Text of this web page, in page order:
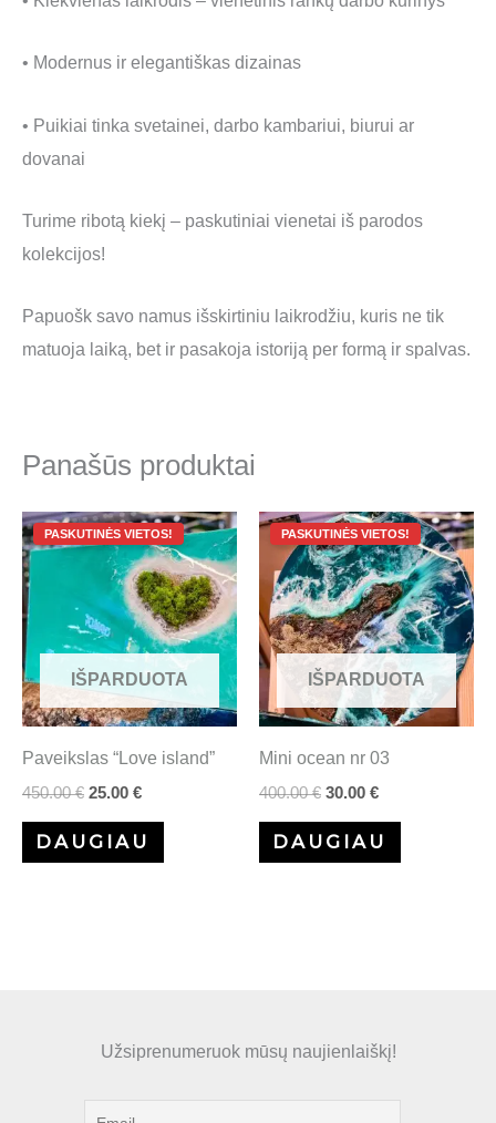
• Modernus ir elegantiškas dizainas
• Puikiai tinka svetainei, darbo kambariui, biurui ar
dovanai
Turime ribotą kiekį – paskutiniai vienetai iš parodos
kolekcijos!
Papuošk savo namus išskirtiniu laikrodžiu, kuris ne tik
matuoja laiką, bet ir pasakoja istoriją per formą ir spalvas.
Panašūs produktai
IŠPARDUOTA
Paveikslas “Love island”
450.00€
Original
price
was:
450.00 €.
25.00 €
Current
price
is:
25.00 €.
DAUGIAU
IŠPARDUOTA
Mini ocean nr 03
400.00€
Original
price
was:
400.00 €.
30.00 €
Current
price
is:
30.00 €.
DAUGIAU
Užsiprenumeruok mūsų naujienlaiškį!